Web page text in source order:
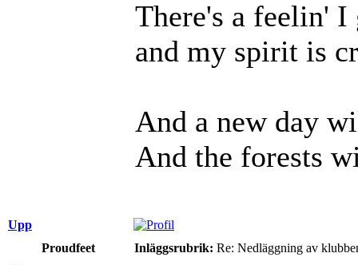
There's a feelin'
and my spirit is
And a new day
And the forests
Upp
Proudfeet
Inläggsrubrik: Re: Nedläggning av